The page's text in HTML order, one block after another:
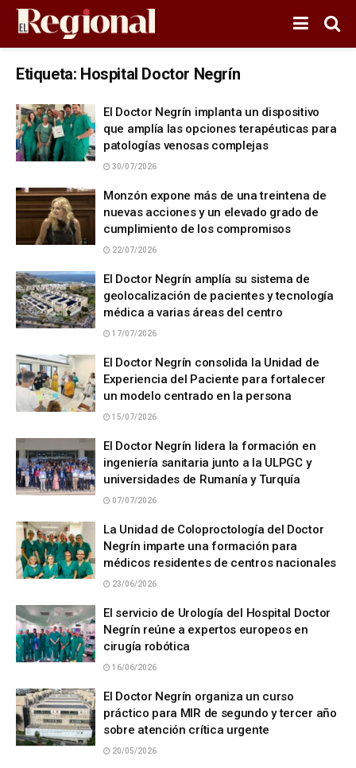
Etiqueta: Hospital Doctor Negrín
El Doctor Negrín implanta un dispositivo
que amplía las opciones terapéuticas para
patologías venosas complejas
30/07/2026
Monzón expone más de una treintena de
nuevas acciones y un elevado grado de
cumplimiento de los compromisos
22/07/2026
El Doctor Negrín amplía su sistema de
geolocalización de pacientes y tecnología
médica a varias áreas del centro
17/07/2026
El Doctor Negrín consolida la Unidad de
Experiencia del Paciente para fortalecer
un modelo centrado en la persona
15/07/2026
El Doctor Negrín lidera la formación en
ingeniería sanitaria junto a la ULPGC y
universidades de Rumanía y Turquía
07/07/2026
La Unidad de Coloproctología del Doctor
Negrín imparte una formación para
médicos residentes de centros nacionales
23/06/2026
El servicio de Urología del Hospital Doctor
Negrín reúne a expertos europeos en
cirugía robótica
16/06/2026
El Doctor Negrín organiza un curso
práctico para MIR de segundo y tercer año
sobre atención crítica urgente
20/05/2026